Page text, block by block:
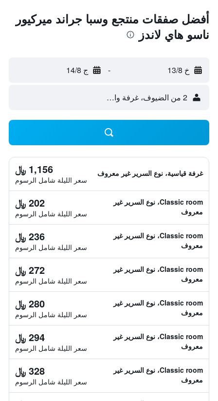
أفضل صفقات منتجع وسبا جراند ميركيور
ناسو هاي لاندز
خ 13/8 - ج 14/8
2 من الضيوف، غرفة واحدة
غرفة قياسية، نوع السرير غير معروف 1,156 ﷼
سعر الليلة شامل الرسوم
Classic room، نوع السرير غير
معروف
202 ﷼
سعر الليلة شامل الرسوم
Classic room، نوع السرير غير
معروف
236 ﷼
سعر الليلة شامل الرسوم
Classic room، نوع السرير غير
معروف
272 ﷼
سعر الليلة شامل الرسوم
Classic room، نوع السرير غير
معروف
280 ﷼
سعر الليلة شامل الرسوم
Classic room، نوع السرير غير
معروف
294 ﷼
سعر الليلة شامل الرسوم
Classic room، نوع السرير غير
معروف
328 ﷼
سعر الليلة شامل الرسوم